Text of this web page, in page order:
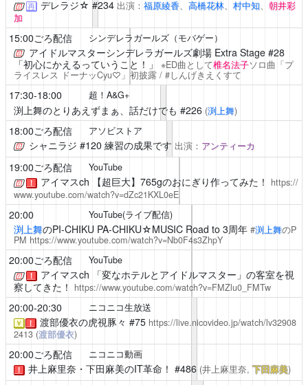
再 デレラジ☆ #234 出演： 福原綾香、 高橋花林、 村中知、 朝井彩
加
15:00ごろ配信 シンデレラガールズ（モバゲー）
アイドルマスターシンデレラガールズ劇場Extra Stage #28
「初心にかえるっていうこと！」 ※ED曲として椎名法子ソロ曲「プ
ライスレス ドーナッCyu♡」初披露 / #しんげきえくすて
17:30-18:00 超！A&G+
渕上舞のとりあえずまぁ、話だけでも #226 (渕上舞)
18:00ごろ配信 アソビストア
シャニラジ #120 練習の成果です 出演： アンティーカ
19:00ごろ配信 YouTube
！ アイマスch 【超巨大】765gのおにぎり作ってみた！
https://
www.youtube.com/watch?v=dZc21KXL0eE
20:00 YouTube(ライブ配信)
渕上舞のPI-CHIKU PA-CHIKU☆MUSIC Road to 3周年 #渕上舞のP
PM https://www.youtube.com/watch?v=Nb0F4s3ZhpY
20:00ごろ配信 YouTube
！ アイマスch 「変なホテルとアイドルマスター」の客室を視
察してきた！
https://www.youtube.com/watch?v=FMZlu0_FMTw
20:00-20:30 ニコニコ生放送
￥ ！ 渡部優衣の虎視豚々 #75 https://live.nicovideo.jp/watch/lv32908
2413 (渡部優衣)
20:00ごろ配信 ニコニコ動画
！ 井上麻里奈・下田麻美のIT革命！ #486 (井上麻里奈,下田麻美)